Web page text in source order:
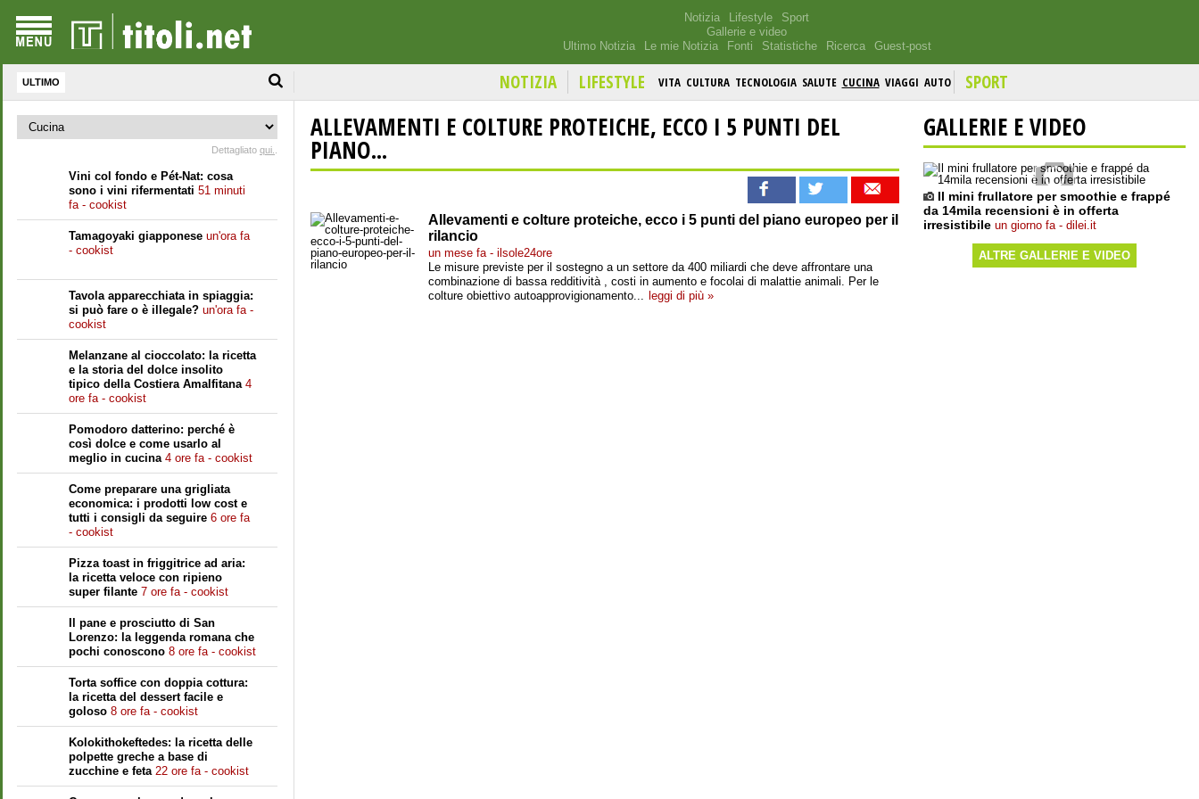
Notizia Lifestyle
Sport
Gallerie e video
Ultimo Notizia
Le mie Notizia Fonti Statistiche Ricerca Guest-post
ULTIMO NOTIZIA LIFESTYLE VITA CULTURA TECNOLOGIA SALUTE CUCINA VIAGGI AUTO SPORT
Dettagliato qui.
Vini col fondo e Pét-Nat: cosa
sono i vini rifermentati 51 minuti
fa - cookist
Tamagoyaki giapponese un'ora fa
- cookist
Tavola apparecchiata in spiaggia:
si può fare o è illegale? un'ora fa -
cookist
Melanzane al cioccolato: la ricetta
e la storia del dolce insolito
tipico della Costiera Amalfitana 4
ore fa - cookist
Pomodoro datterino: perché è
così dolce e come usarlo al
meglio in cucina 4 ore fa - cookist
Come preparare una grigliata
economica: i prodotti low cost e
tutti i consigli da seguire 6 ore fa
- cookist
Pizza toast in friggitrice ad aria:
la ricetta veloce con ripieno
super filante 7 ore fa - cookist
Il pane e prosciutto di San
Lorenzo: la leggenda romana che
pochi conoscono 8 ore fa - cookist
Torta soffice con doppia cottura:
la ricetta del dessert facile e
goloso 8 ore fa - cookist
Kolokithokeftedes: la ricetta delle
polpette greche a base di
zucchine e feta 22 ore fa - cookist
ALLEVAMENTI E COLTURE PROTEICHE, ECCO I 5 PUNTI DEL
PIANO...
Allevamenti e colture proteiche, ecco i 5 punti del piano europeo per il
rilancio
un mese fa - ilsole24ore
Le misure previste per il sostegno a un settore da 400 miliardi che deve affrontare una
combinazione di bassa redditività , costi in aumento e focolai di malattie animali. Per le
colture obiettivo autoapprovigionamento... leggi di più »
GALLERIE E VIDEO
Il mini frullatore per smoothie e frappé
da 14mila recensioni è in offerta
irresistibile un giorno fa - dilei.it
ALTRE GALLERIE E VIDEO